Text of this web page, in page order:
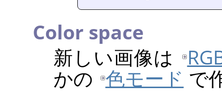
Color space
新しい画像は
かの 色モード で